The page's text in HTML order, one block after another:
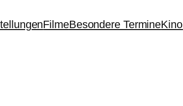
FilmeBesondere TermineKino